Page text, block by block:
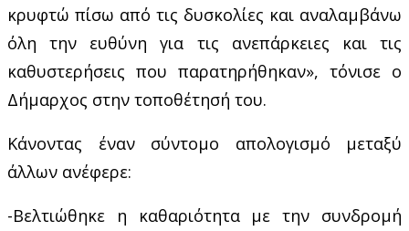
κρυφτώ πίσω από τις δυσκολίες και αναλαμβάνω
όλη την ευθύνη για τις ανεπάρκειες και τις
καθυστερήσεις που παρατηρήθηκαν», τόνισε ο
Δήμαρχος στην τοποθέτησή του.
Κάνοντας έναν σύντομο απολογισμό μεταξύ
άλλων ανέφερε:
-Βελτιώθηκε η καθαριότητα με την συνδρομή